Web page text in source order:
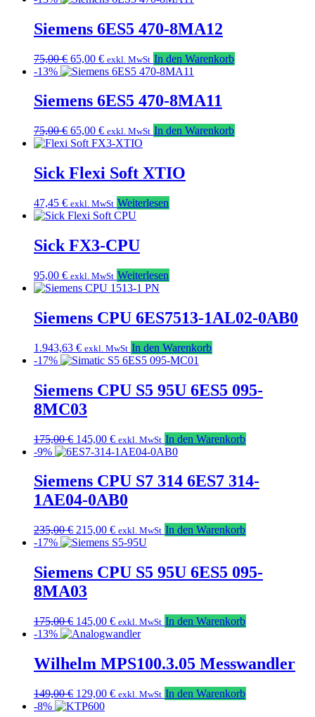
32,00 €25,00 €.
Siemens 6ES5 470-8MA12
75,00€ Ursprünglicher
Preis
75,00 €
65,00 €Aktueller
Preis
65,00 €.
exkl. MwSt In den Warenkorb
-13%
Siemens 6ES5 470-8MA11
75,00€ Ursprünglicher
Preis
75,00 €
65,00 €Aktueller
Preis
65,00 €.
exkl. MwSt In den Warenkorb
Sick Flexi Soft XTIO
47,45 € exkl. MwSt Weiterlesen
Sick FX3-CPU
95,00 € exkl. MwSt Weiterlesen
Siemens CPU 6ES7513-1AL02-0AB0
1.943,63 € exkl. MwSt In den Warenkorb
-17%
Siemens CPU S5 95U 6ES5 095-
8MC03
175,00€ Ursprünglicher
Preis
175,00 €
145,00 €Aktueller
Preis
145,00 €.
exkl. MwSt In den Warenkorb
-9%
Siemens CPU S7 314 6ES7 314-
1AE04-0AB0
235,00€ Ursprünglicher
Preis
235,00 €
215,00 €Aktueller
Preis
215,00 €.
exkl. MwSt In den Warenkorb
-17%
Siemens CPU S5 95U 6ES5 095-
8MA03
175,00€ Ursprünglicher
Preis
175,00 €
145,00 €Aktueller
Preis
145,00 €.
exkl. MwSt In den Warenkorb
-13%
Wilhelm MPS100.3.05 Messwandler
149,00€ Ursprünglicher
Preis
129,00 €Aktueller
exkl. MwSt In den Warenkorb
-8%